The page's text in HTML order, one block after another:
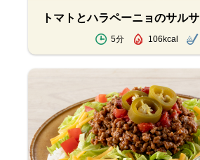
トマトとハラペーニョのサルサ
5分 106kcal